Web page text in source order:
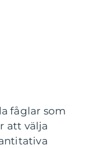
fåglar som
att välja